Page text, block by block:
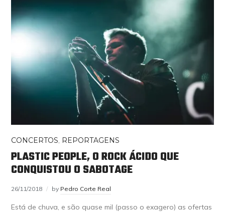
CONCERTOS REPORTAGENS
PLASTIC PEOPLE, O ROCK ÁCIDO QUE
CONQUISTOU O SABOTAGE
26/11/2018 by Pedro Corte Real
Está de chuva, e são quase mil (passo o exagero) as ofertas